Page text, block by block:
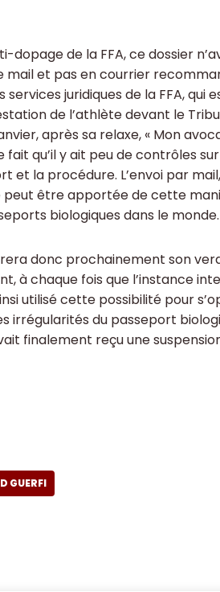
dopage de la FFA, ce dossier
mail et pas en courrier
juridiques de la FFA, qui
de l’athlète devant le
après sa relaxe, « Mon
qu’il y ait peu de contrôles
et la procédure. L’envoi par
peut être apportée de cette
biologiques dans le monde.
donc prochainement son
à chaque fois que l’instance
utilisé cette possibilité pour
irrégularités du passeport
finalement reçu une
GUERFI